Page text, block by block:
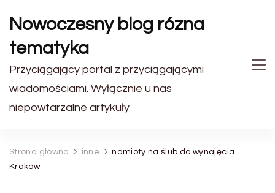
Nowoczesny blog rózna
tematyka
Przyciągający portal z przyciągającymi
wiadomościami. Wyłącznie u nas
niepowtarzalne artykuły
Strona główna inne
namioty na ślub do wynajęcia
Kraków